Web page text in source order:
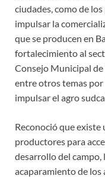
ciudades, como de
impulsar la
que se producen en
fortalecimiento al
Consejo Municipal
entre otros temas
impulsar el agro
Reconoció que existe
productores para
desarrollo del campo,
acaparamiento de